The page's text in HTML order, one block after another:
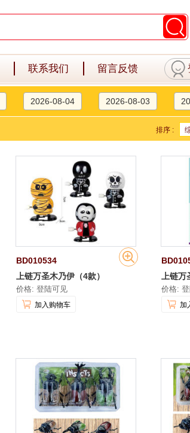
联系我们 留言反馈
2026-08-04 2026-08-03
排序 :
BD010534
上链万圣木乃伊（4款）
价格: 登陆可见
加入购物车
上链
价格:
加